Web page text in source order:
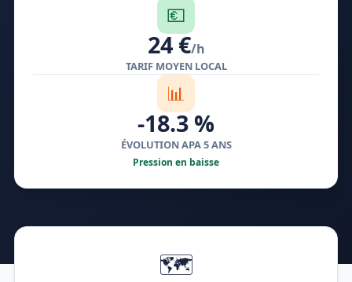
💶
24 €/h
TARIF MOYEN LOCAL
📊
-18.3 %
ÉVOLUTION APA 5 ANS
Pression en baisse
🗺️